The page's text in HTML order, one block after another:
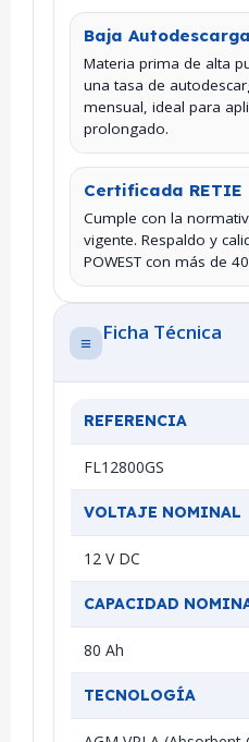
Baja Autodescarga
Materia prima de alta
una tasa de
mensual, ideal para
prolongado.
Certificada RETIE
Cumple con la
vigente. Respaldo y
POWEST con más de
≡ Ficha Técnica
REFERENCIA
FL12800GS
VOLTAJE NOMINAL
12 V DC
CAPACIDAD
80 Ah
TECNOLOGÍA